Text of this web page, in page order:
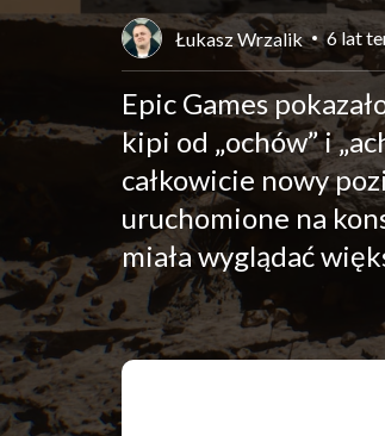
Łukasz Wrzalik 6 lat
Epic Games
kipi od „ochów” i
całkowicie nowy
uruchomione na
miała wyglądać